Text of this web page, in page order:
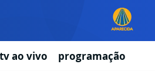
tv ao vivo programação